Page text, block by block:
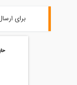
46:00
برای